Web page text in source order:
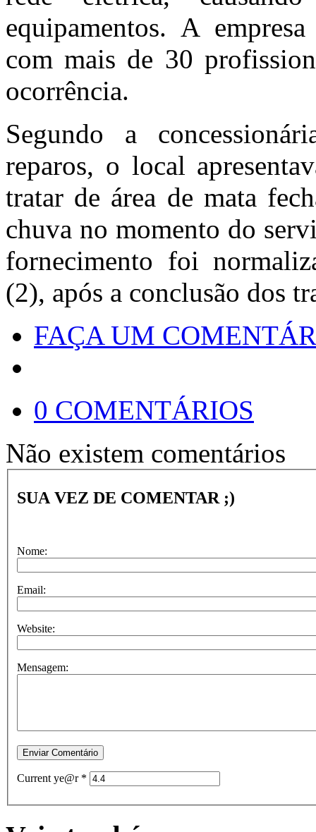
equipamentos. A
com mais de 30
ocorrência.
Segundo a
reparos, o local
tratar de área de mata
chuva no momento do
fornecimento foi
(2), após a conclusão dos
FAÇA UM
0 COMENTÁRIOS
Não existem comentários
SUA VEZ DE COMENTAR ;)
Nome:
Email:
Website:
Mensagem:
Current ye@r *